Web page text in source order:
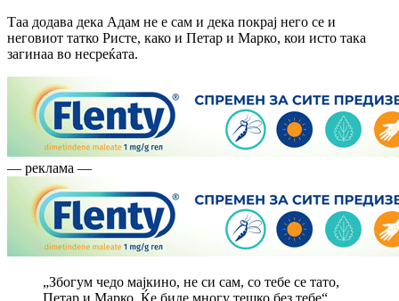
Таа додава дека Адам не е сам и дека покрај него се и
неговиот татко Ристе, како и Петар и Марко, кои исто така
загинаа во несреќата.
— реклама —
„Збогум чедо мајкино, не си сам, со тебе се тато,
Петар и Марко. Ќе биде многу тешко без тебе“,